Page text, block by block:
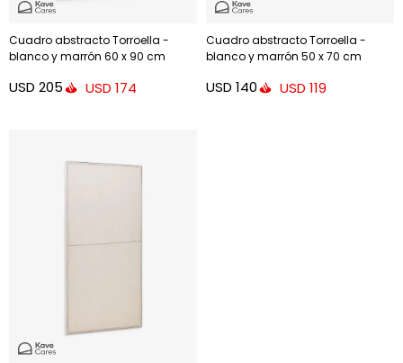
Cuadro abstracto Torroella -
blanco y marrón 60 x 90 cm
USD 205 USD 174
Cuadro abstracto Torroella -
blanco y marrón 50 x 70 cm
USD 140 USD 119